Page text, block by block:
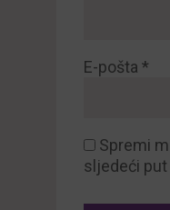
E-pošta *
Spremi
sljedeći